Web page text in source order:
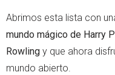
Abrimos esta lista con
mundo mágico de Harry
Rowling y que ahora
mundo abierto.